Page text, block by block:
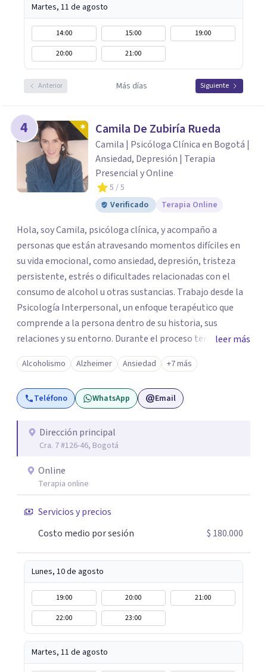
Martes, 11 de agosto
14:00 15:00
19:00
20:00
21:00
Anterior Más días Siguiente
4 Camila De Zubiría Rueda
Camila | Psicóloga Clínica en Bogotá |
Ansiedad, Depresión | Terapia
Presencial y Online
5 / 5
Verificado
Terapia Online
Hola, soy Camila, psicóloga clínica, y acompaño a
personas que están atravesando momentos difíciles en
su vida emocional, como ansiedad, depresión, tristeza
persistente, estrés o dificultades relacionadas con el
consumo de alcohol u otras sustancias. Trabajo desde la
Psicología Interpersonal, un enfoque terapéutico que
comprende a la persona dentro de su historia, sus
relaciones y su entorno. Durante el proceso terapéutico
exploramos cómo tus experiencias pasadas, tus vínculos
y tu contexto actual influyen en tu bienestar emocional,
con el objetivo de generar cambios significativos y
duraderos en tu vida. Mi propósito como psicóloga es
puedas sentirte escuchado(a). En terapia trabajaremos
juntos para identificar tus recursos personales, fortalecer
maneras de afrontar aquello que hoy te genera malestar.
Atiendo presencial en Bogotá y también terapia online,
adaptándome a tus necesidades. Si sientes que es
comprender mejor lo que estás viviendo, estaré
encantada de acompañarte en este camino hacia tu
bienestar emocional.
leer más
Alcoholismo Alzheimer Ansiedad +7 más
Teléfono WhatsApp Email
Dirección principal
Cra. 7 #126-46, Bogotá
Online
Terapia online
Servicios y precios
Costo medio por sesión
$ 180.000
Lunes, 10 de agosto
19:00 20:00
21:00
22:00
23:00
Martes, 11 de agosto